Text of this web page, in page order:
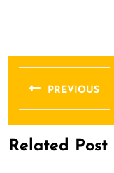
文
导
航
PREVIOUS
post:
Related Post